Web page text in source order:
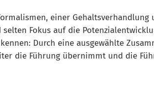
einer Gehaltsverhandlung
Fokus auf die
Durch eine ausgewählte
die Führung übernimmt und die